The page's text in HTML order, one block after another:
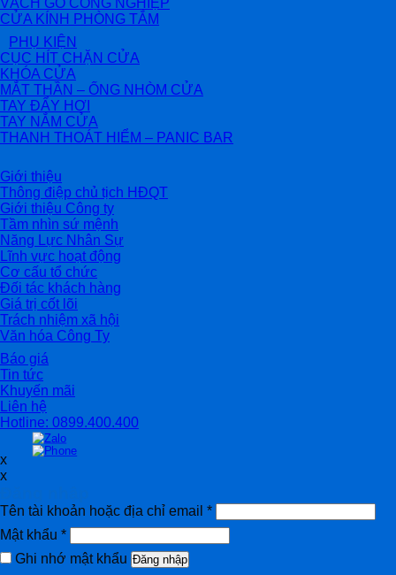
VÁCH GỖ CÔNG NGHIỆP
CỬA KÍNH PHÒNG TẮM
PHỤ KIỆN
CỤC HÍT CHẶN CỬA
KHÓA CỬA
MẮT THẦN – ỐNG NHÒM CỬA
TAY ĐẨY HƠI
TAY NẮM CỬA
THANH THOÁT HIỂM – PANIC BAR
Giới thiệu
Thông điệp chủ tịch HĐQT
Giới thiệu Công ty
Tầm nhìn sứ mệnh
Năng Lực Nhân Sự
Lĩnh vực hoạt động
Cơ cấu tổ chức
Đối tác khách hàng
Giá trị cốt lõi
Trách nhiệm xã hội
Văn hóa Công Ty
Báo giá
Tin tức
Khuyến mãi
Liên hệ
Hotline: 0899.400.400
x
x
Tên tài khoản hoặc địa chỉ email *
Mật khẩu *
Ghi nhớ mật khẩu Đăng nhập